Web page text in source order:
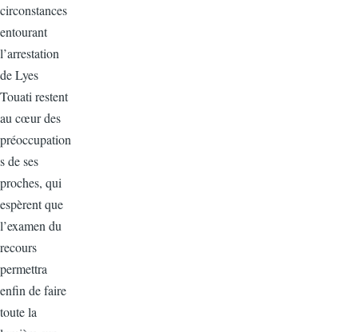
circonstances
entourant
l’arrestation
de Lyes
Touati restent
au cœur des
préoccupation
s de ses
proches, qui
espèrent que
l’examen du
recours
permettra
enfin de faire
toute la